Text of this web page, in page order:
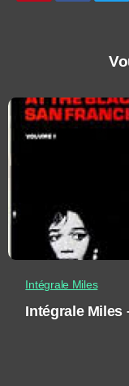
Intégrale Miles
Intégrale Miles